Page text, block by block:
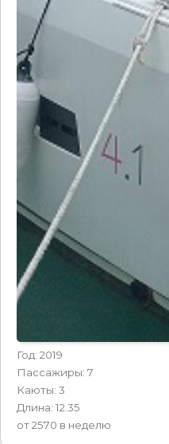
Год: 2019
Пассажиры: 7
Каюты: 3
Длина: 12.35
от 2570 в неделю